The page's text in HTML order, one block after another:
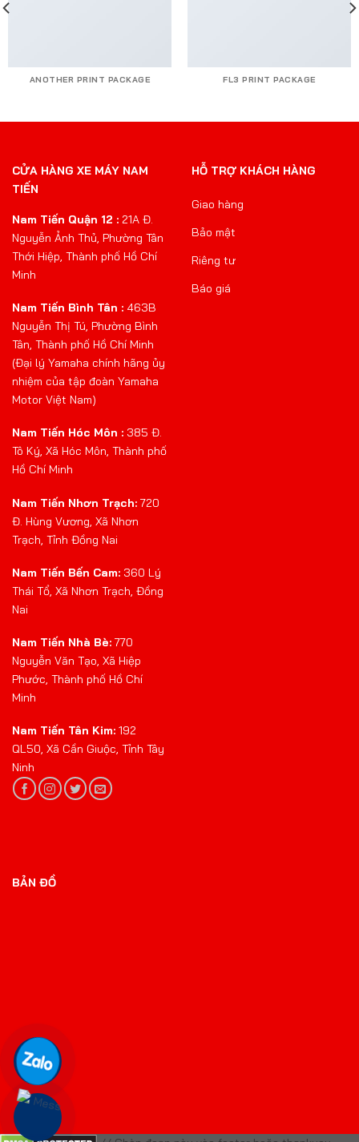
ANOTHER PRINT PACKAGE FL3 PRINT PACKAGE
CỬA HÀNG XE MÁY NAM
TIẾN
Nam Tiến Quận 12 : 21A Đ.
Nguyễn Ảnh Thủ, Phường Tân
Thới Hiệp, Thành phố Hồ Chí
Minh
Nam Tiến Bình Tân : 463B
Nguyễn Thị Tú, Phường Bình
Tân, Thành phố Hồ Chí Minh
(Đại lý Yamaha chính hãng ủy
nhiệm của tập đoàn Yamaha
Motor Việt Nam)
Nam Tiến Hóc Môn : 385 Đ.
Tô Ký, Xã Hóc Môn, Thành phố
Hồ Chí Minh
Nam Tiến Nhơn Trạch: 720
Đ. Hùng Vương, Xã Nhơn
Trạch, Tỉnh Đồng Nai
Nam Tiến Bến Cam: 360 Lý
Thái Tổ, Xã Nhơn Trạch, Đồng
Nai
Nam Tiến Nhà Bè: 770
Nguyễn Văn Tạo, Xã Hiệp
Phước, Thành phố Hồ Chí
Minh
Nam Tiến Tân Kim: 192
QL50, Xã Cần Giuộc, Tỉnh Tây
Ninh
HỖ TRỢ KHÁCH HÀNG
Giao hàng
Bảo mật
Riêng tư
Báo giá
BẢN ĐỒ